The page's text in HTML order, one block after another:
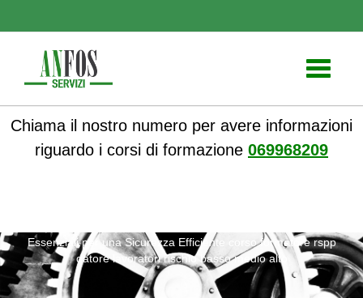
Toggle
Chiama il nostro numero per avere informazioni
riguardo i corsi di formazione 069968209
Essenziali per una Sicurezza Efficiente corso formatore rspp
datore lavoratori rischio basso medio alto